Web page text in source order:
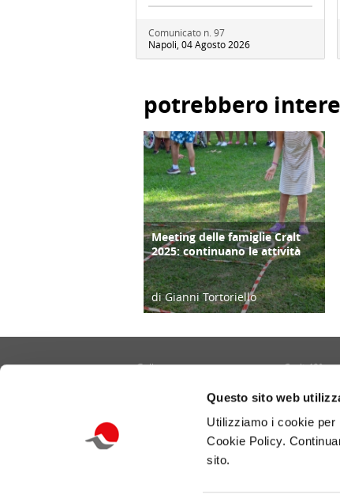
Questo sito web
Utilizziamo i cookie per
Cookie Policy.
sito.
Comunicato n. 97
Napoli, 04 Agosto 2026
potrebbero
COPERTINA
Meeting delle famiglie Cralt
2025: continuano le attività
di Gianni Tortoriello
Gallery
Cralt 40°
Turismo